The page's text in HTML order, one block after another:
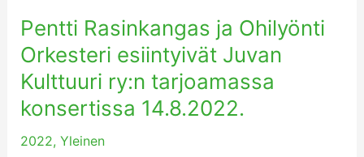
Pentti Rasinkangas ja Ohilyönti
Orkesteri esiintyivät Juvan
Kulttuuri ry:n tarjoamassa
konsertissa 14.8.2022.
2022, Yleinen
Pentti
Rasinkangas
ja
Orkesteri
esiintyivät